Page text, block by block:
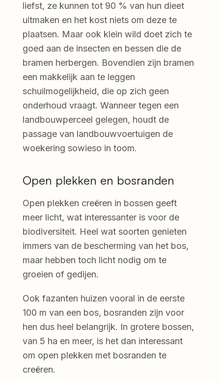
liefst, ze kunnen tot 90 % van hun dieet
uitmaken en het kost niets om deze te
plaatsen. Maar ook klein wild doet zich te
goed aan de insecten en bessen die de
bramen herbergen. Bovendien zijn bramen
een makkelijk aan te leggen
schuilmogelijkheid, die op zich geen
onderhoud vraagt. Wanneer tegen een
landbouwperceel gelegen, houdt de
passage van landbouwvoertuigen de
woekering sowieso in toom.
Open plekken en bosranden
Open plekken creëren in bossen geeft
meer licht, wat interessanter is voor de
biodiversiteit. Heel wat soorten genieten
immers van de bescherming van het bos,
maar hebben toch licht nodig om te
groeien of gedijen.
Ook fazanten huizen vooral in de eerste
100 m van een bos, bosranden zijn voor
hen dus heel belangrijk. In grotere bossen,
van 5 ha en meer, is het dan interessant
om open plekken met bosranden te
creëren.